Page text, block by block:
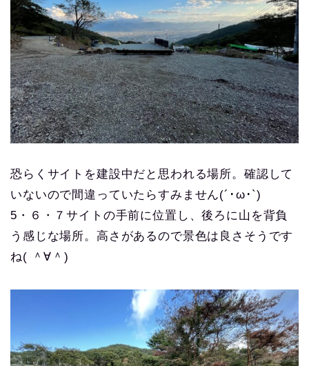
恐らくサイトを建設中だと思われる場所。確認して
いないので間違っていたらすみません(´･ω･`)
5・６・７サイトの手前に位置し、後ろに山を背負
う感じな場所。高さがあるので景色は良さそうです
ね( ＾∀＾)